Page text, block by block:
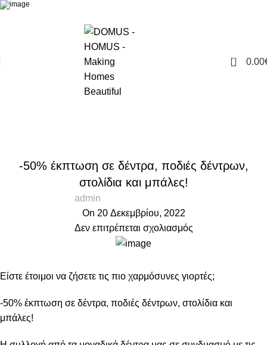
0 0.00
-50% έκπτωση σε δέντρα, ποδιές δέντρων,
στολίδια και μπάλες!
admin
On 20 Δεκεμβρίου, 2022
Δεν επιτρέπεται σχολιασμός
Είστε έτοιμοι να ζήσετε τις πιο χαρμόσυνες γιορτές;
-50% έκπτωση σε δέντρα, ποδιές δέντρων, στολίδια και
μπάλες!